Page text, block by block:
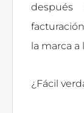
la marca a
¿Fácil